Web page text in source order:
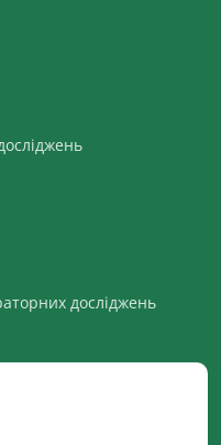
досліджень